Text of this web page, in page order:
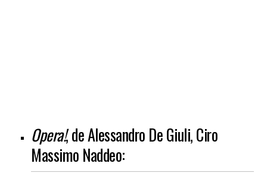
Opera!, de Alessandro De Giuli, Ciro
Massimo Naddeo: